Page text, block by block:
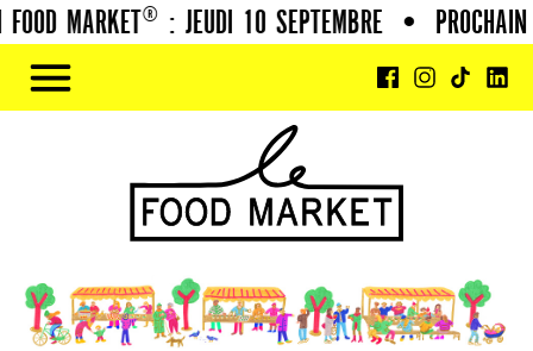
FOOD MARKET® : JEUDI 10 SEPTEMBRE •